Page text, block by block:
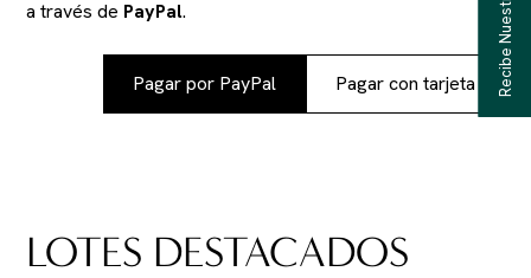
a través de PayPal.
Pagar por PayPal Pagar con tarjeta
LOTES DESTACADOS